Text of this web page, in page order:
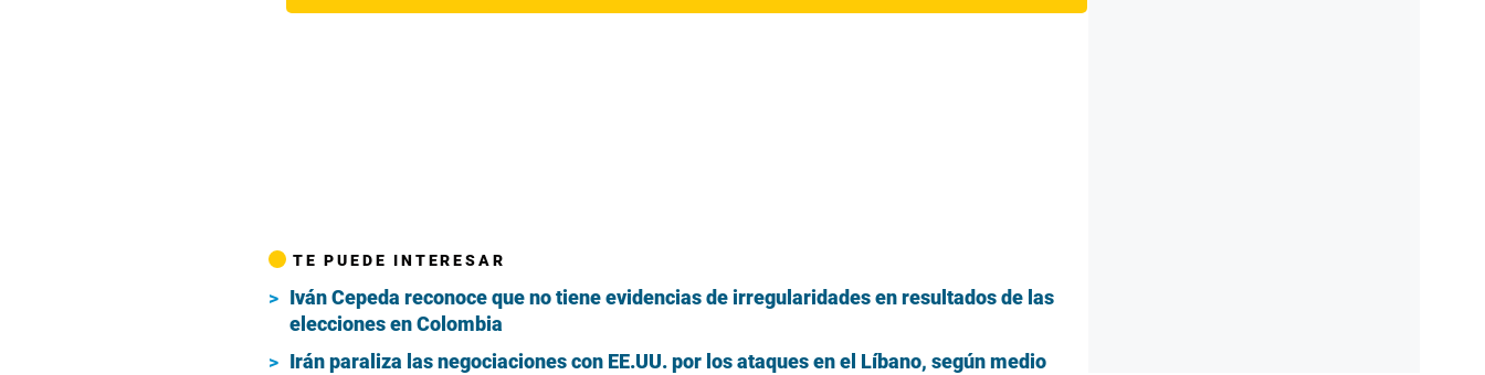
TE PUEDE INTERESAR
Iván Cepeda reconoce que no tiene evidencias de irregularidades en resultados de las
elecciones en Colombia
Irán paraliza las negociaciones con EE.UU. por los ataques en el Líbano, según medio